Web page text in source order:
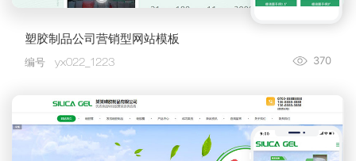
塑胶制品公司营销型网站模板
370
编号 yx022_1223